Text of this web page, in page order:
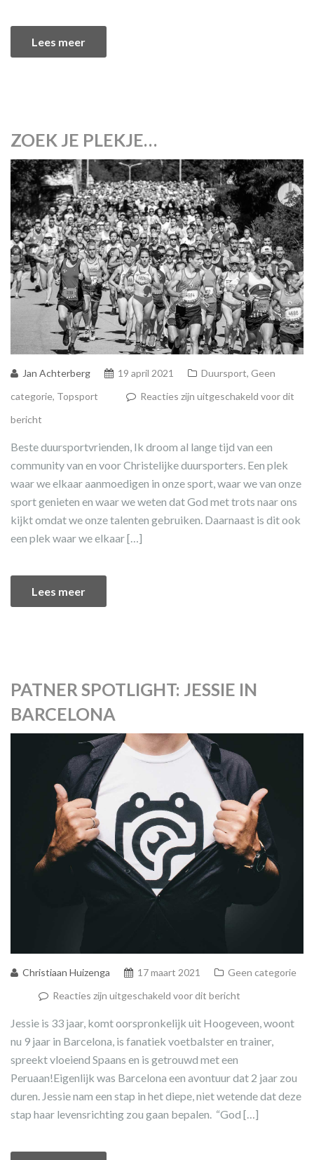
Lees meer
ZOEK JE PLEKJE…
Jan Achterberg 19 april 2021 Duursport, Geen
categorie, Topsport
Reacties zijn uitgeschakeld voor dit
bericht
Beste duursportvrienden, Ik droom al lange tijd van een
community van en voor Christelijke duursporters. Een plek
waar we elkaar aanmoedigen in onze sport, waar we van onze
sport genieten en waar we weten dat God met trots naar ons
kijkt omdat we onze talenten gebruiken. Daarnaast is dit ook
een plek waar we elkaar […]
Lees meer
PATNER SPOTLIGHT: JESSIE IN
BARCELONA
Christiaan Huizenga 17 maart 2021
Geen categorie
Reacties zijn uitgeschakeld voor dit bericht
Jessie is 33 jaar, komt oorspronkelijk uit Hoogeveen, woont
nu 9 jaar in Barcelona, is fanatiek voetbalster en trainer,
spreekt vloeiend Spaans en is getrouwd met een
Peruaan!Eigenlijk was Barcelona een avontuur dat 2 jaar zou
duren. Jessie nam een stap in het diepe, niet wetende dat deze
stap haar levensrichting zou gaan bepalen. “God […]